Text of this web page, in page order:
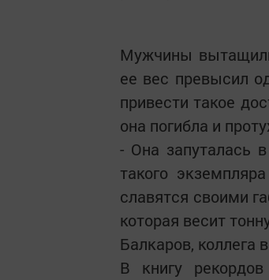
Мужчины
ее вес превысил
привести такое
она погибла и
- Она запуталась
такого
славятся своими
которая весит
Балкаров, коллега
В книгу